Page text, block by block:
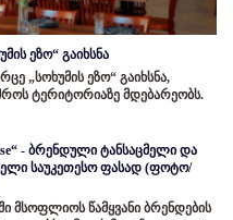
ეზო“ გაიხსნა
„სოხუმის ეზო“ გაიხსნა,
ტერიტორიაზე მდებარეობს.
- ბრენდული ტანსაცმელი და
საუკეთესო ფასად (ფოტო/
მსოფლიოს წამყვანი ბრენდების